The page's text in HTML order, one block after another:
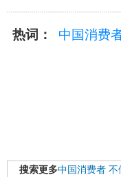
热词： 中国消费
搜索更多中国消费者 不